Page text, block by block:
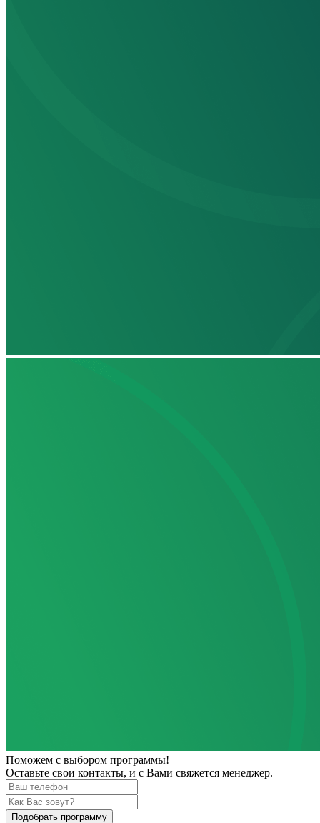
Поможем с выбором программы!
Оставьте свои контакты, и с Вами свяжется менеджер.
Подобрать программу